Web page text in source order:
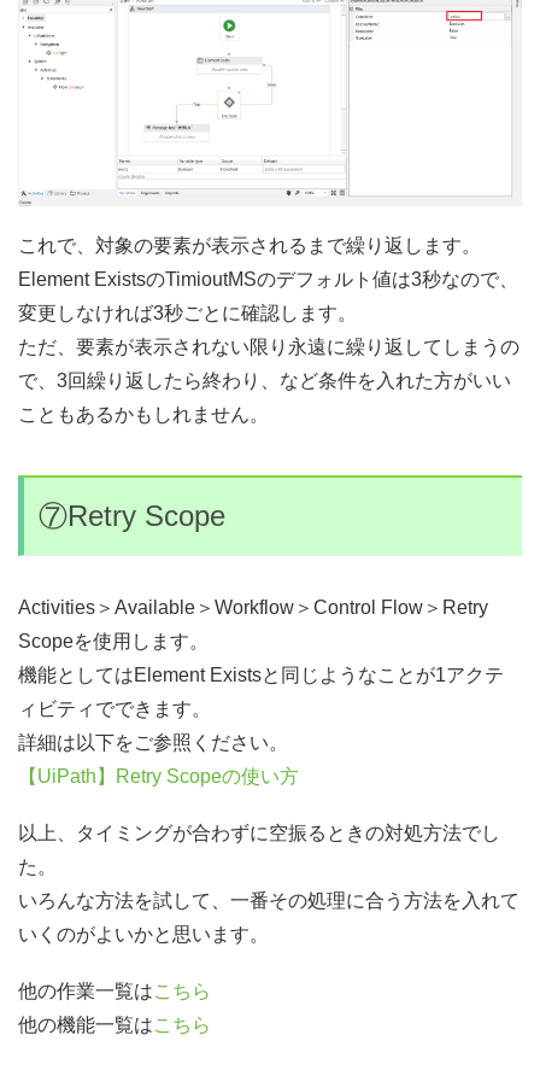
これで、対象の要素が表示されるまで繰り返します。
Element ExistsのTimioutMSのデフォルト値は3秒なので、
変更しなければ3秒ごとに確認します。
ただ、要素が表示されない限り永遠に繰り返してしまうの
で、3回繰り返したら終わり、など条件を入れた方がいい
こともあるかもしれません。
⑦Retry Scope
Activities＞Available＞Workflow＞Control Flow＞Retry
Scopeを使用します。
機能としてはElement Existsと同じようなことが1アクテ
ィビティでできます。
詳細は以下をご参照ください。
【UiPath】Retry Scopeの使い方
以上、タイミングが合わずに空振るときの対処方法でし
た。
いろんな方法を試して、一番その処理に合う方法を入れて
いくのがよいかと思います。
他の作業一覧はこちら
他の機能一覧はこちら